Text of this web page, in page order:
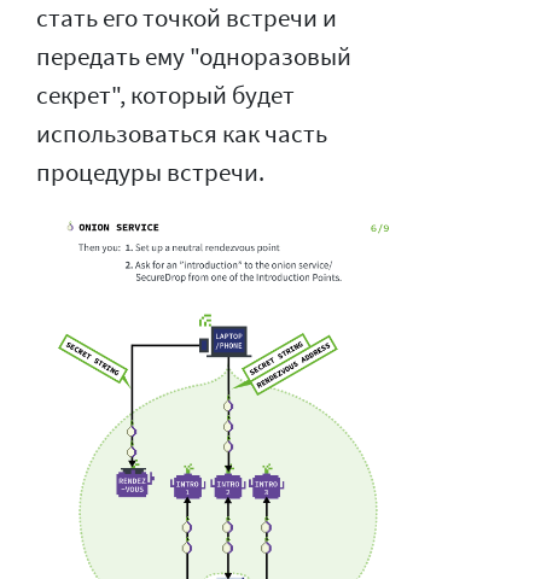
стать его точкой встречи и
передать ему "одноразовый
секрет", который будет
использоваться как часть
процедуры встречи.